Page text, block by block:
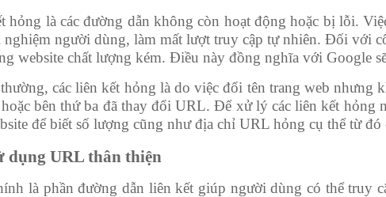
hỏng là các đường dẫn không còn hoạt động hoặc bị lỗi.
nghiệm người dùng, làm mất lượt truy cập tự nhiên. Đối với
website chất lượng kém. Điều này đồng nghĩa với Google
các liên kết hỏng là do việc đổi tên trang web nhưng
bên thứ ba đã thay đổi URL. Để xử lý các liên kết hỏng
để biết số lượng cũng như địa chỉ URL hỏng cụ thể từ đó
dụng URL thân thiện
là phần đường dẫn liên kết giúp người dùng có thể truy